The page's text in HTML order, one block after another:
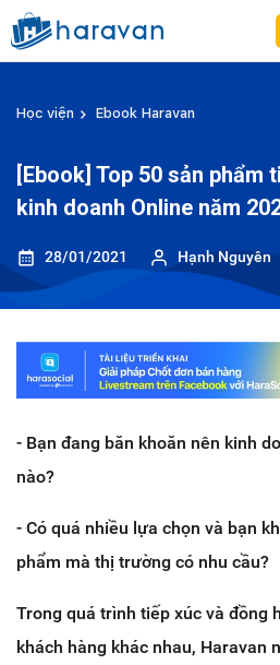
Học viện Ebook Haravan
[Ebook] Top 50 sản phẩm
kinh doanh Online năm
28/01/2021 Hạnh Nguyên
- Bạn đang băn khoăn nên kinh
nào?
- Có quá nhiều lựa chọn và bạn
phẩm mà thị trường có nhu cầu?
Trong quá trình tiếp xúc và đồng
khách hàng khác nhau, Haravan